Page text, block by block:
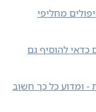
מחליפי
כדאי להוסיף גם
- ומדוע כל כך חשוב